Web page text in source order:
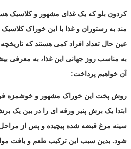
کردون بلو که یک غذای مشهور و کلاسیک
مند به رستوران و غذا با این خوراک
عین حال تعداد افراد کمی هستند که تاریخچه
به مناسب روز جهانی این غذا، به معرفی
آن خواهیم پرداخت:
روش پخت این خوراک مشهور و خوشمزه
ابتدا یک برش پنیر ورقه ای را در بین یک
سینه مرغ قبضه شده پیچیده و پس از
شود. بدین سبب این ترکیب طعم و بافت